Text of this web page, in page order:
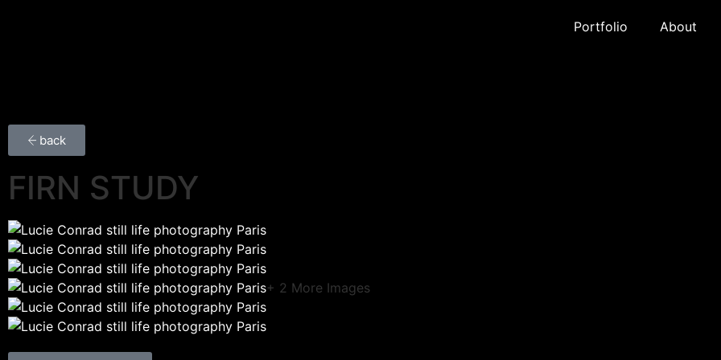
Portfolio About
back
FIRN STUDY
+ 2 More Images